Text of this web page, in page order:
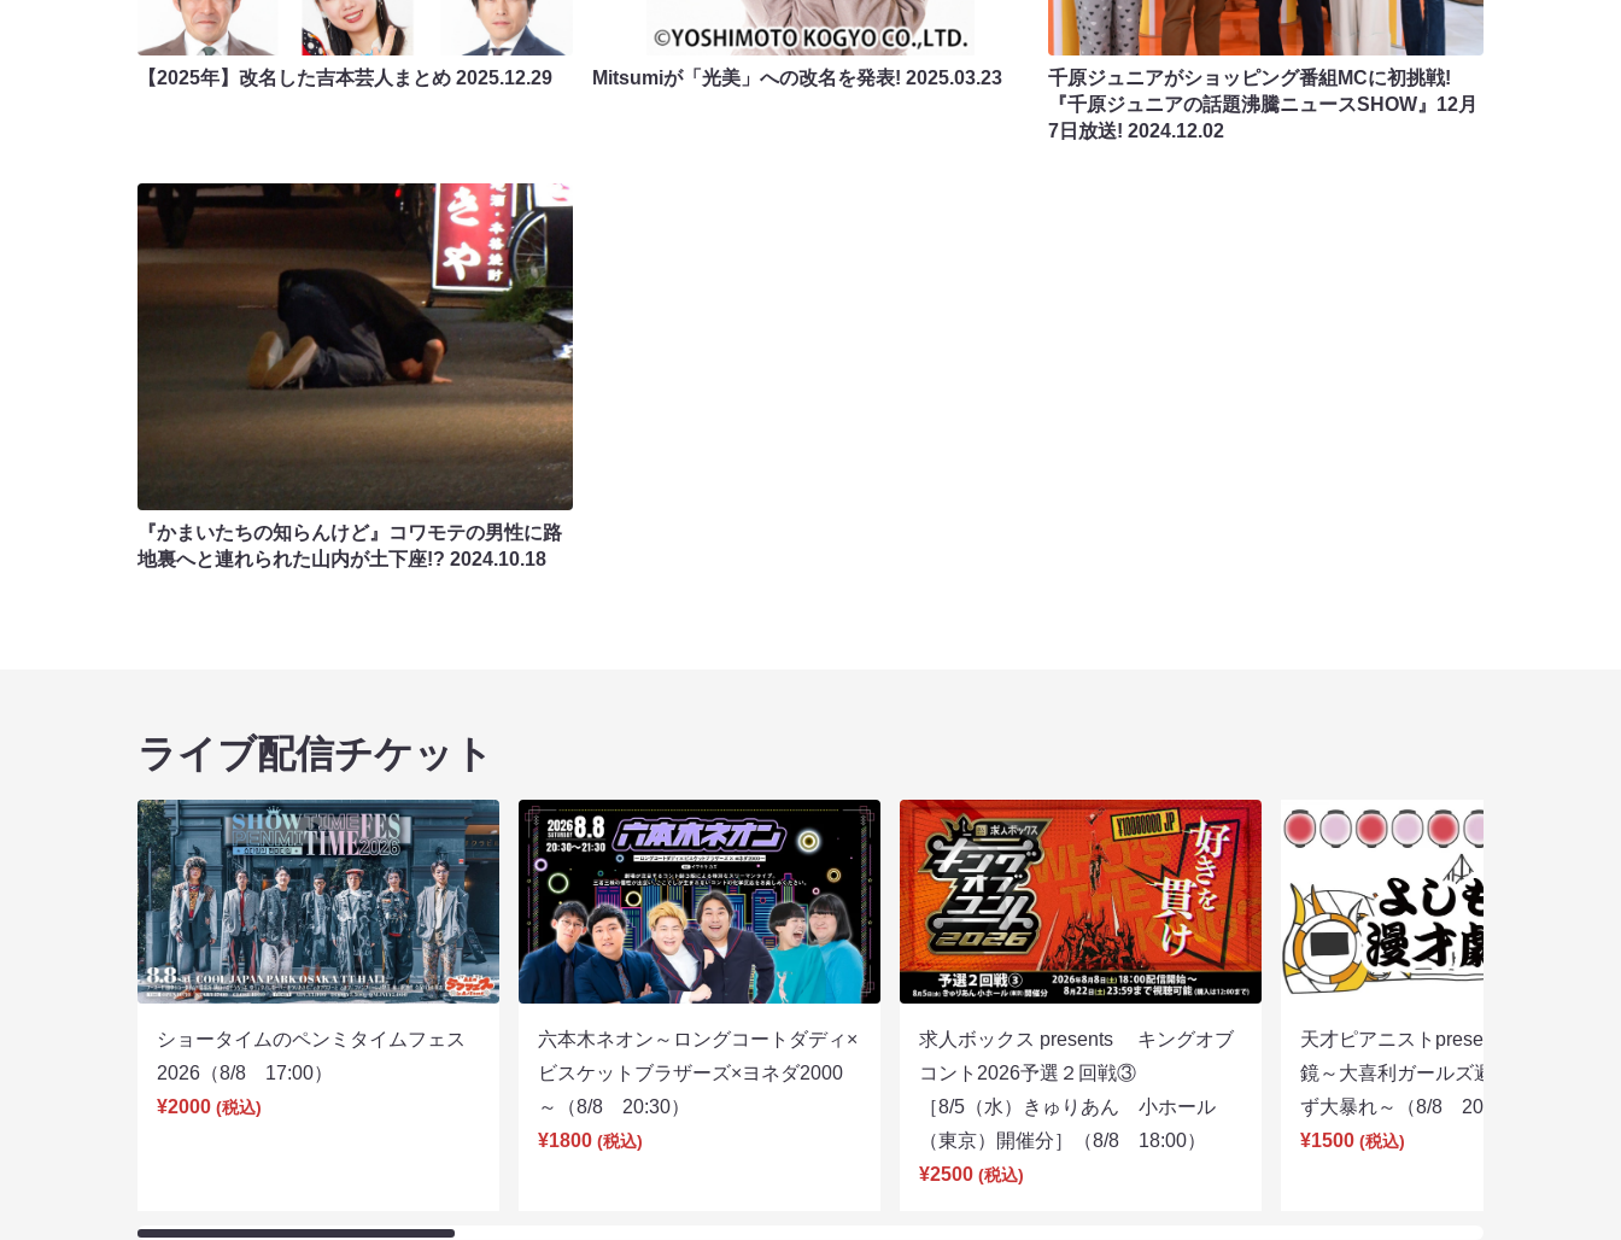
【2025年】改名した吉本芸人まとめ 2025.12.29 Mitsumiが「光美」への改名を発表!2025.03.23
千原ジュニアがショッピング番組MCに初挑戦!
『千原ジュニアの話題沸騰ニュースSHOW』12月
7日放送! 2024.12.02
『かまいたちの知らんけど』コワモテの男性に路
地裏へと連れられた山内が土下座!? 2024.10.18
ライブ配信チケット
ショータイムのペンミタイムフェス
2026（8/8 17:00）
¥2000 (税込)
六本木ネオン～ロングコートダディ×
ビスケットブラザーズ×ヨネダ2000
～（8/8 20:30）
¥1800 (税込)
求人ボックス presents キングオブ
コント2026予選２回戦③
［8/5（水）きゅりあん 小ホール
（東京）開催分］（8/8 18:00）
¥2500 (税込)
天才ピアニストpresentsすっぴん眼
鏡～大喜利ガールズ避暑地を目指さ
ず大暴れ～（8/8 20:45）
¥1500 (税込)